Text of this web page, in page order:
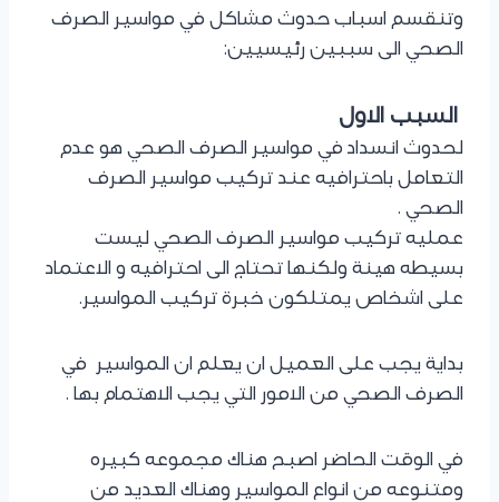
وتنقسم اسباب حدوث مشاكل في مواسير الصرف
الصحي الى سببين رئيسيين:
السبب الاول
لحدوث انسداد في مواسير الصرف الصحي هو عدم
التعامل باحترافيه عند تركيب مواسير الصرف
الصحي .
عمليه تركيب مواسير الصرف الصحي ليست
بسيطه هينة ولكنها تحتاج الى احترافيه و الاعتماد
على اشخاص يمتلكون خبرة تركيب المواسير.
بداية يجب على العميل ان يعلم ان المواسير في
الصرف الصحي من الامور التي يجب الاهتمام بها .
في الوقت الحاضر اصبح هناك مجموعه كبيره
ومتنوعه من انواع المواسير وهناك العديد من